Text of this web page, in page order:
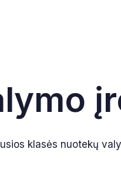
klasės nuotekų